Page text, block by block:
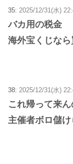
35: 2025/12/31(水)
バカ用の税金
海外宝くじな
38: 2025/12/31(水)
これ帰って来ん
主催者ボロ儲